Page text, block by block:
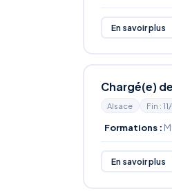
En savoir plus
Chargé(e)
Alsace Fin :
Formations :
En savoir plus